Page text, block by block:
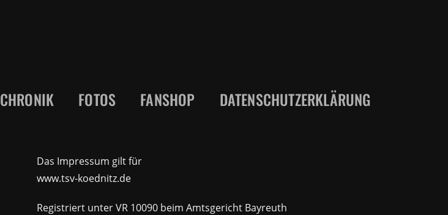
CHRONIK FOTOS FANSHOP DATENSCHUTZERKLÄRUNG
Das Impressum gilt für
www.tsv-koednitz.de
Registriert unter VR 10090 beim Amtsgericht Bayreuth